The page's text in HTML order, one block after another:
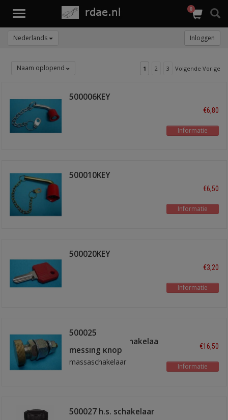
Toggle
0
Nederlands Inloggen
Naam oplopend 1 2 3 Volgende Vorige
500006KEY
€6,80
Informatie
500010KEY
€6,50
Informatie
500020KEY
€3,20
Informatie
500025
hoofdstroomschakelaar
messing knop
massaschakelaar
€16,50
Informatie
500027 h.s. schakelaar